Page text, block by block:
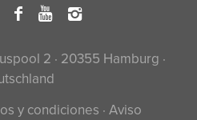
2 · 20355 Hamburg ·
y condiciones ·Aviso